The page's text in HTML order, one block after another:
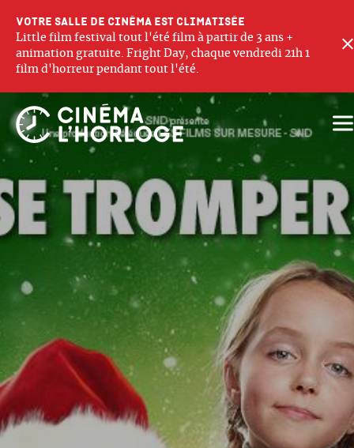
Votre salle de cinéma est climatisée
Little film festival tout l'été film à partir de 3 ans +
animation gratuite. Fright Day, chaque vendredi 21h 1
film d'horreur pendant tout l'été.